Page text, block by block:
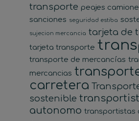
transporte peajes
sanciones
seguridad estiba
sujecion mercancia tarjeta de
tarjeta transporte
transporte de mercancías
mercancias
carretera
sostenible
autonomo transportistas